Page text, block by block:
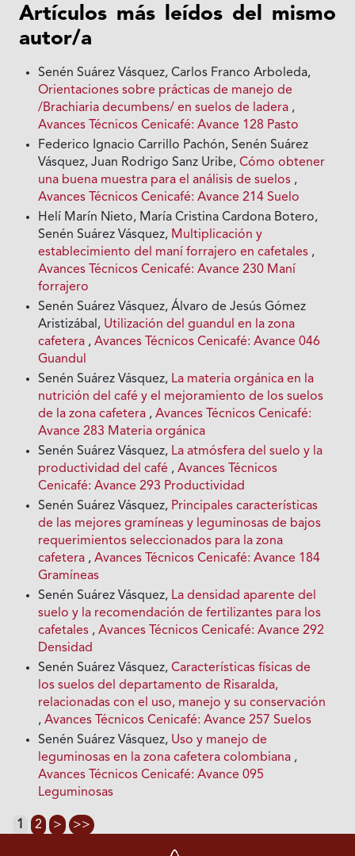
Artículos más leídos del mismo
autor/a
Senén Suárez Vásquez, Carlos Franco Arboleda,
Orientaciones sobre prácticas de manejo de
/Brachiaria decumbens/ en suelos de ladera ,
Avances Técnicos Cenicafé: Avance 128 Pasto
Federico Ignacio Carrillo Pachón, Senén Suárez
Vásquez, Juan Rodrigo Sanz Uribe,Cómo obtener
una buena muestra para el análisis de suelos ,
Avances Técnicos Cenicafé: Avance 214 Suelo
Helí Marín Nieto, María Cristina Cardona Botero,
Senén Suárez Vásquez, Multiplicación y
establecimiento del maní forrajero en cafetales ,
Avances Técnicos Cenicafé: Avance 230 Maní
forrajero
Senén Suárez Vásquez, Álvaro de Jesús Gómez
Aristizábal, Utilización del guandul en la zona
cafetera ,Avances Técnicos Cenicafé: Avance 046
Guandul
Senén Suárez Vásquez, La materia orgánica en la
nutrición del café y el mejoramiento de los suelos
de la zona cafetera ,Avances Técnicos Cenicafé:
Avance 283 Materia orgánica
Senén Suárez Vásquez, La atmósfera del suelo y la
productividad del café ,Avances Técnicos
Cenicafé: Avance 293 Productividad
Senén Suárez Vásquez, Principales características
de las mejores gramíneas y leguminosas de bajos
requerimientos seleccionados para la zona
cafetera ,Avances Técnicos Cenicafé: Avance 184
Gramíneas
Senén Suárez Vásquez, La densidad aparente del
suelo y la recomendación de fertilizantes para los
cafetales ,Avances Técnicos Cenicafé: Avance 292
Densidad
Senén Suárez Vásquez,Características físicas de
los suelos del departamento de Risaralda,
relacionadas con el uso, manejo y su conservación
,Avances Técnicos Cenicafé: Avance 257 Suelos
Senén Suárez Vásquez, Uso y manejo de
leguminosas en la zona cafetera colombiana ,
Avances Técnicos Cenicafé: Avance 095
Leguminosas
1 2 > >>